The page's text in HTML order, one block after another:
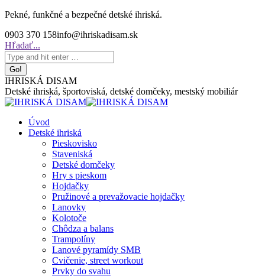
Skip
content
Pekné, funkčné a bezpečné detské ihriská.
0903 370 158info@ihriskadisam.sk
Search:
Hľadať...
IHRISKÁ DISAM
Detské ihriská, športoviská, detské domčeky, mestský mobiliár
Úvod
Detské ihriská
Pieskovisko
Staveniská
Detské domčeky
Hry s pieskom
Hojdačky
Pružinové a prevažovacie hojdačky
Lanovky
Kolotoče
Chôdza a balans
Trampolíny
Lanové pyramídy SMB
Cvičenie, street workout
Prvky do svahu